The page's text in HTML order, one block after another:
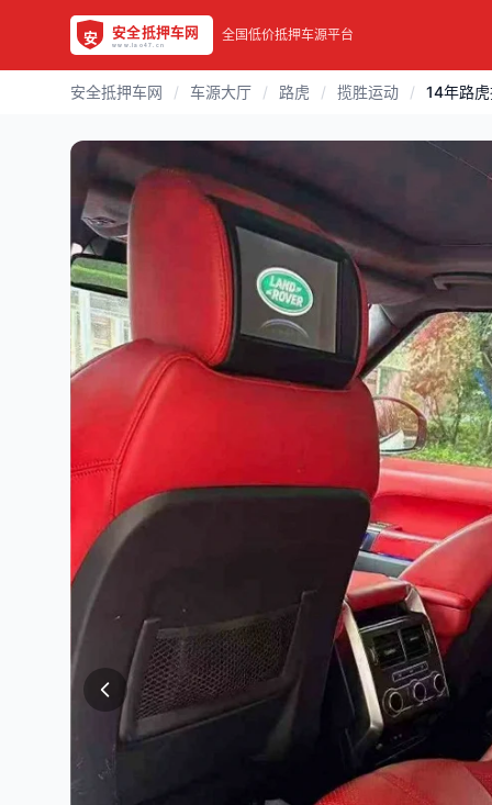
全国低价抵押车源平台
安全抵押车网 / 车源大厅 / 路虎 / 揽胜运动 / 14年路